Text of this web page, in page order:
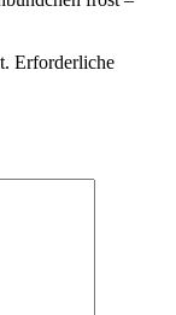
Erforderliche